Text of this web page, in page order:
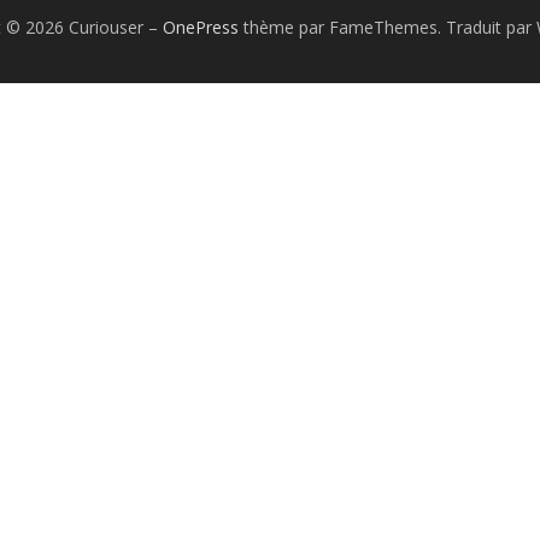
© 2026 Curiouser – OnePress thème par FameThemes. Traduit par